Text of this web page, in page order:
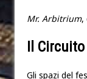
Mr. Arbitrium,
Il
Gli spazi del